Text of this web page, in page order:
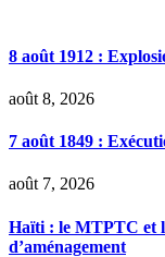
8 août 1912 :
août 8, 2026
7 août 1849 :
août 7, 2026
Haïti : le MTPTC et
d’aménagement